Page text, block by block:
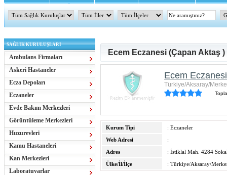
Sağlık TV - Video İletişim
SAĞLIK KURULUŞLARI
Ambulans Firmaları
Askeri Hastaneler
Ecza Depoları
Eczaneler
Evde Bakım Merkezleri
Görüntüleme Merkezleri
Huzurevleri
Kamu Hastaneleri
Kan Merkezleri
Laboratuvarlar
Ecem Eczanesi (Çapan Aktaş )
Ecem
Türkiye/Aksaray/
Kurum Tipi
: Eczaneler
Web Adresi
:
Adres
: İstiklal Mah. 4284
Ülke/İl/İlçe
: Türkiye/Aksaray/